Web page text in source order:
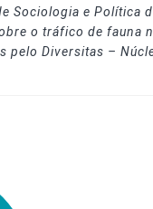
Sociologia e Política
o tráfico de fauna
pelo Diversitas –